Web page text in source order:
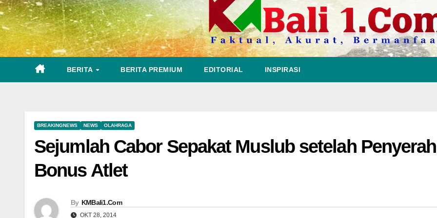
BERITA BERITA PREMIUM EDITORIAL INSPIRASI
BREAKINGNEWS NEWS OLAHRAGA
Sejumlah Cabor Sepakat Muslub setelah
Bonus Atlet
By KMBali1.Com
OKT 28, 2014